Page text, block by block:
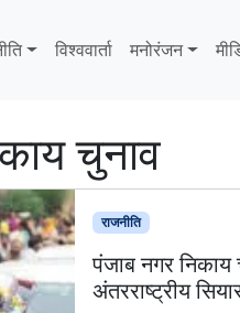
विश्ववार्ता मनोरंजन
चुनाव
राजनीति
पंजाब नगर निकाय
अंतरराष्ट्रीय